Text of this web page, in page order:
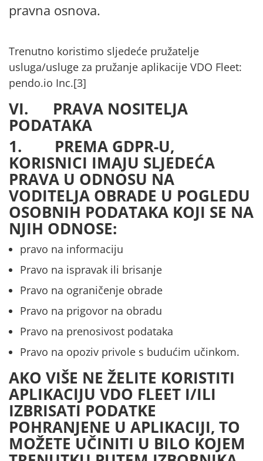
pravna osnova.
Trenutno koristimo sljedeće pružatelje
usluga/usluge za pružanje aplikacije VDO Fleet:
pendo.io Inc.[3]
VI. PRAVA NOSITELJA
PODATAKA
1. PREMA GDPR-U,
KORISNICI IMAJU SLJEDEĆA
PRAVA U ODNOSU NA
VODITELJA OBRADE U POGLEDU
OSOBNIH PODATAKA KOJI SE NA
NJIH ODNOSE:
pravo na informaciju
Pravo na ispravak ili brisanje
Pravo na ograničenje obrade
Pravo na prigovor na obradu
Pravo na prenosivost podataka
Pravo na opoziv privole s budućim učinkom.
AKO VIŠE NE ŽELITE KORISTITI
APLIKACIJU VDO FLEET I/ILI
IZBRISATI PODATKE
POHRANJENE U APLIKACIJI, TO
MOŽETE UČINITI U BILO KOJEM